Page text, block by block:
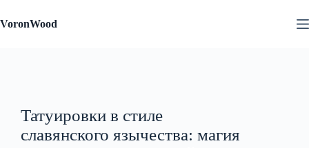
к
сути
VoronWood
Татуировки в стиле
славянского язычества: магия